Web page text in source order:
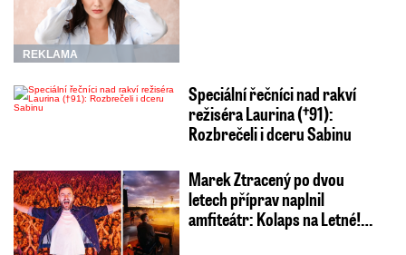
REKLAMA
Speciální řečníci nad rakví
režiséra Laurina (†91):
Rozbrečeli i dceru Sabinu
Marek Ztracený po dvou
letech příprav naplnil
amfiteátr: Kolaps na Letné!…